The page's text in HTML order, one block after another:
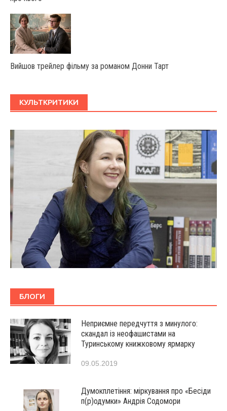
Вийшов трейлер фільму за романом Донни Тарт
КУЛЬТКРИТИКИ
БЛОГИ
Неприємне передчуття з минулого:
скандал із неофашистами на
Туринському книжковому ярмарку
09.05.2019
Думокплетіння: міркування про «Бесіди
п(р)одумки» Андрія Содомори